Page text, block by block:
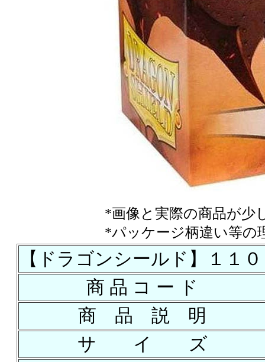
*画像と実際の商品が少
*パッケージ柄違い等の
【ドラゴンシールド】１１
商 品 コ ー ド
商 品 説 明
サ イ ズ